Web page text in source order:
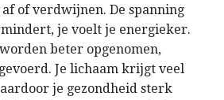
of verdwijnen. De spanning
je voelt je energieker.
beter opgenomen,
Je lichaam krijgt veel
je gezondheid sterk